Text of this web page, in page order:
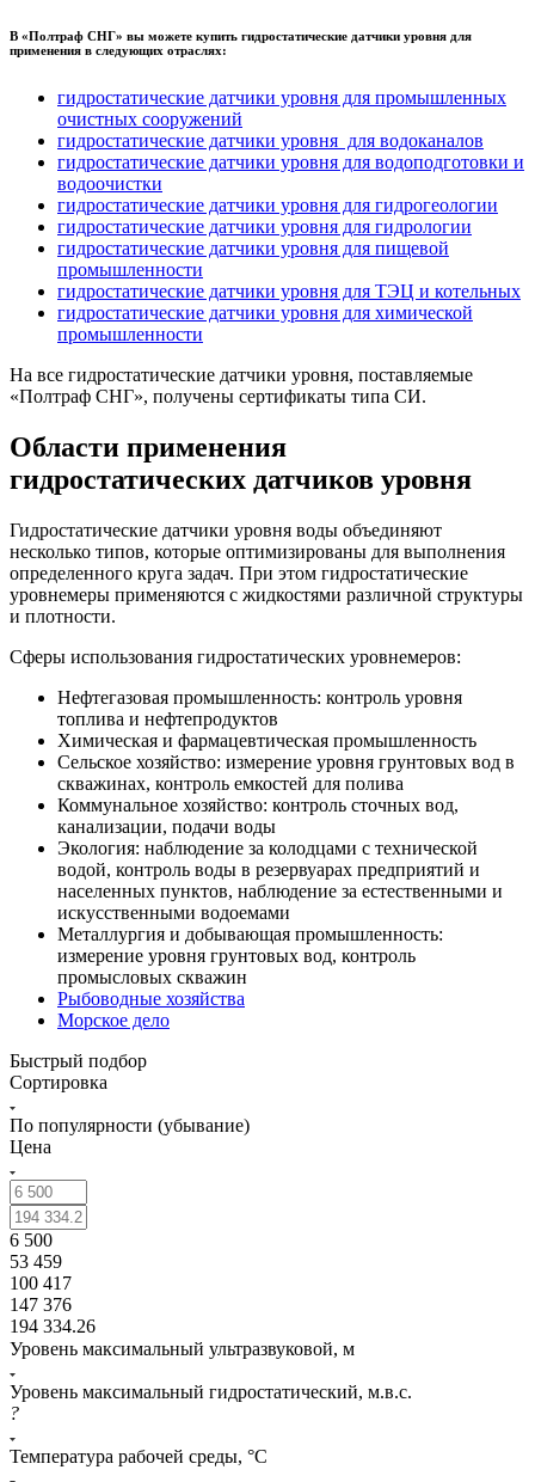
В «Полтраф СНГ» вы можете купить гидростатические датчики уровня для
применения в следующих отраслях:
гидростатические датчики уровня для промышленных
очистных сооружений
гидростатические датчики уровня для водоканалов
гидростатические датчики уровня для водоподготовки и
водоочистки
гидростатические датчики уровня для гидрогеологии
гидростатические датчики уровня для гидрологии
гидростатические датчики уровня для пищевой
промышленности
гидростатические датчики уровня для ТЭЦ и котельных
гидростатические датчики уровня для химической
промышленности
На все гидростатические датчики уровня, поставляемые
«Полтраф СНГ», получены сертификаты типа СИ.
Области применения
гидростатических датчиков уровня
Гидростатические датчики уровня воды объединяют
несколько типов, которые оптимизированы для выполнения
определенного круга задач. При этом гидростатические
уровнемеры применяются с жидкостями различной структуры
и плотности.
Сферы использования гидростатических уровнемеров:
Нефтегазовая промышленность: контроль уровня
топлива и нефтепродуктов
Химическая и фармацевтическая промышленность
Сельское хозяйство: измерение уровня грунтовых вод в
скважинах, контроль емкостей для полива
Коммунальное хозяйство: контроль сточных вод,
канализации, подачи воды
Экология: наблюдение за колодцами с технической
водой, контроль воды в резервуарах предприятий и
населенных пунктов, наблюдение за естественными и
искусственными водоемами
Металлургия и добывающая промышленность:
измерение уровня грунтовых вод, контроль
промысловых скважин
Рыбоводные хозяйства
Морское дело
Быстрый подбор
Сортировка
По популярности (убывание)
Цена
6 500
53 459
100 417
147 376
194 334.26
Уровень максимальный ультразвуковой, м
Уровень максимальный гидростатический, м.в.с.
?
Температура рабочей среды, °С